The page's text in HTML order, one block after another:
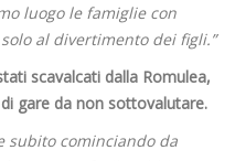
luogo le famiglie con
al divertimento dei figli.”
scavalcati dalla Romulea,
gare da non sottovalutare.
subito cominciando da